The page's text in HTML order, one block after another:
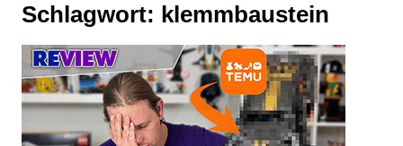
Schlagwort: klemmbaustein